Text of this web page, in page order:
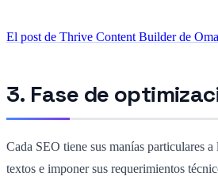
El post de Thrive Content Builder de
3. Fase de
Cada SEO tiene sus manías particulares
textos e imponer sus requerimientos